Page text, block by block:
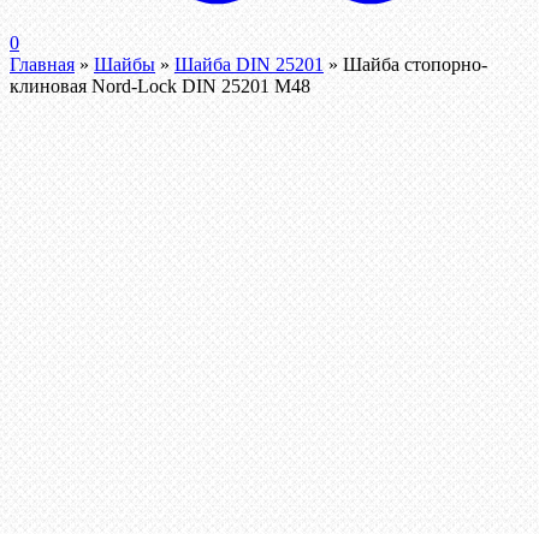
0
Главная » Шайбы » Шайба DIN 25201 » Шайба стопорно-
клиновая Nord-Lock DIN 25201 М48